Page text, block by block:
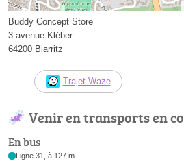
Buddy Concept Store
3 avenue Kléber
64200 Biarritz
Trajet Waze
Venir en transports en
En bus
Ligne 31, à 127 m